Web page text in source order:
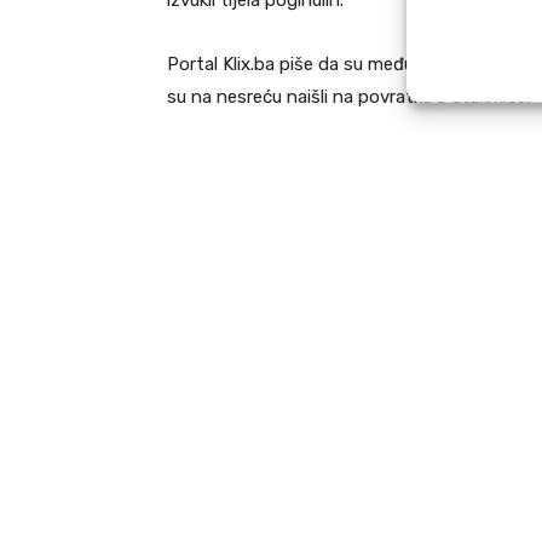
Portal Klix.ba piše da su među prvima pomoć
su na nesreću naišli na povratku s utakmice.